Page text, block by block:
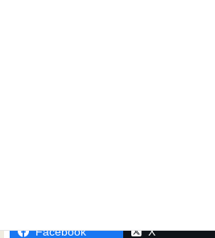
Facebook X